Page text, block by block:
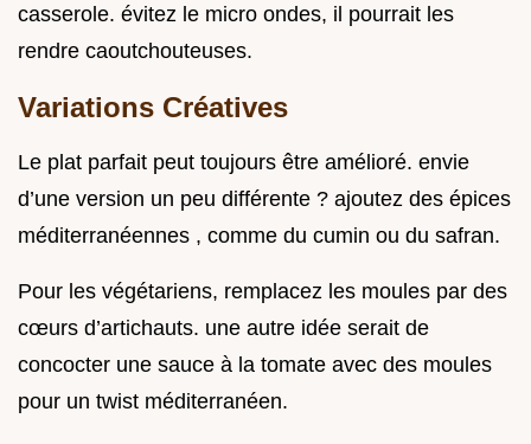
casserole. évitez le micro ondes, il pourrait les
rendre caoutchouteuses.
Variations Créatives
Le plat parfait peut toujours être amélioré. envie
d’une version un peu différente ? ajoutez des épices
méditerranéennes , comme du cumin ou du safran.
Pour les végétariens, remplacez les moules par des
cœurs d’artichauts. une autre idée serait de
concocter une sauce à la tomate avec des moules
pour un twist méditerranéen.